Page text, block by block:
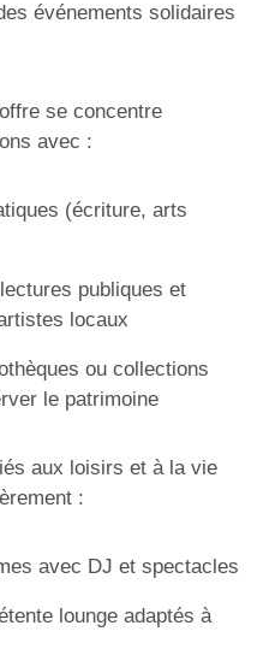
événements solidaires
se concentre
avec :
(écriture, arts
publiques et
locaux
ou collections
le patrimoine
aux loisirs et à la vie
:
avec DJ et spectacles
lounge adaptés à